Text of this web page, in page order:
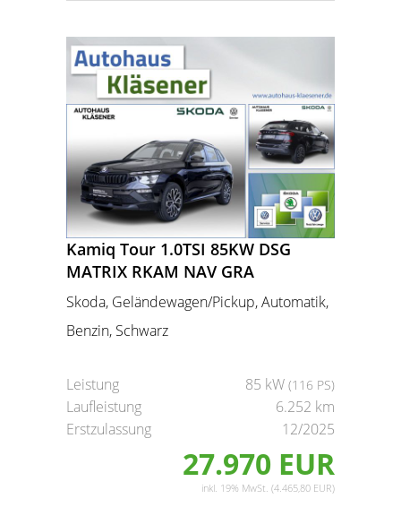
Kamiq Tour 1.0TSI 85KW DSG
MATRIX RKAM NAV GRA
Skoda, Geländewagen/Pickup, Automatik,
Benzin, Schwarz
Leistung 85 kW (116 PS)
Laufleistung
6.252 km
Erstzulassung
12/2025
27.970 EUR
inkl. 19% MwSt. (4.465,80 EUR)